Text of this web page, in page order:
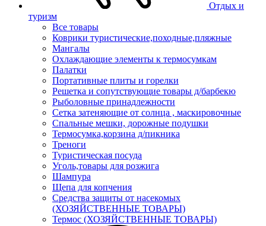
Отдых и
туризм
Все товары
Коврики туристические,походные,пляжные
Мангалы
Охлаждающие элементы к термосумкам
Палатки
Портативные плиты и горелки
Решетка и сопутствующие товары д/барбекю
Рыболовные принадлежности
Сетка затеняющие от солнца , маскировочные
Спальные мешки, дорожные подушки
Термосумка,корзина д/пикника
Треноги
Туристическая посуда
Уголь,товары для розжига
Шампура
Щепа для копчения
Средства защиты от насекомых
(ХОЗЯЙСТВЕННЫЕ ТОВАРЫ)
Термос (ХОЗЯЙСТВЕННЫЕ ТОВАРЫ)